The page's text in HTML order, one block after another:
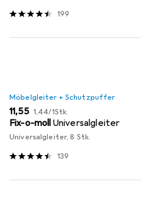
199
Möbelgleiter + Schutzpuffer
EUR
11,55 EUR
1,44/1Stk.
Fix-o-moll Universalgleiter
Universalgleiter, 8 Stk.
139